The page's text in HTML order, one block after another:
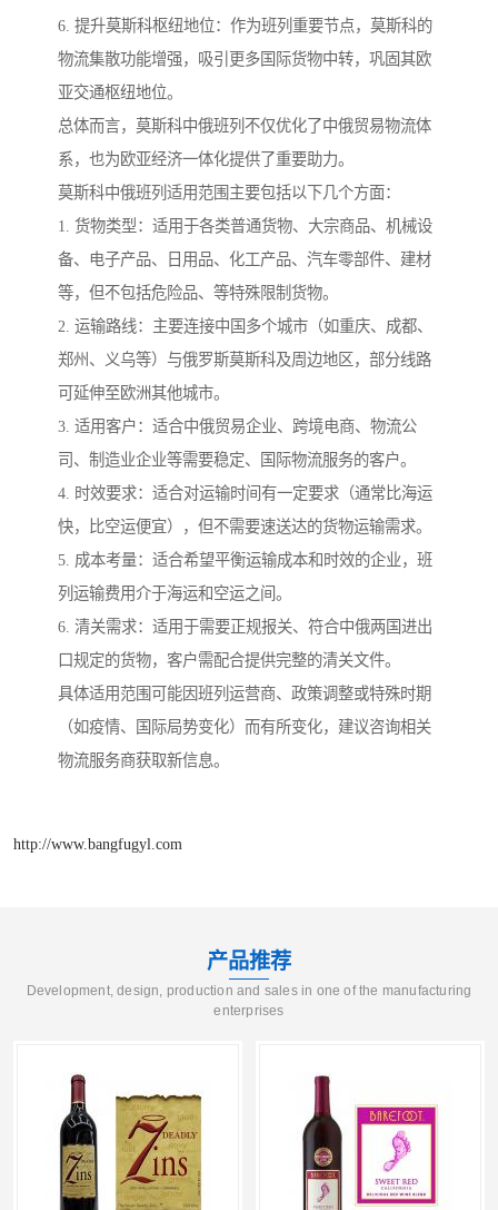
6. 提升莫斯科枢纽地位：作为班列重要节点，莫斯科的
物流集散功能增强，吸引更多国际货物中转，巩固其欧
亚交通枢纽地位。
总体而言，莫斯科中俄班列不仅优化了中俄贸易物流体
系，也为欧亚经济一体化提供了重要助力。
莫斯科中俄班列适用范围主要包括以下几个方面：
1. 货物类型：适用于各类普通货物、大宗商品、机械设
备、电子产品、日用品、化工产品、汽车零部件、建材
等，但不包括危险品、等特殊限制货物。
2. 运输路线：主要连接中国多个城市（如重庆、成都、
郑州、义乌等）与俄罗斯莫斯科及周边地区，部分线路
可延伸至欧洲其他城市。
3. 适用客户：适合中俄贸易企业、跨境电商、物流公
司、制造业企业等需要稳定、国际物流服务的客户。
4. 时效要求：适合对运输时间有一定要求（通常比海运
快，比空运便宜），但不需要速送达的货物运输需求。
5. 成本考量：适合希望平衡运输成本和时效的企业，班
列运输费用介于海运和空运之间。
6. 清关需求：适用于需要正规报关、符合中俄两国进出
口规定的货物，客户需配合提供完整的清关文件。
具体适用范围可能因班列运营商、政策调整或特殊时期
（如疫情、国际局势变化）而有所变化，建议咨询相关
物流服务商获取新信息。
http://www.bangfugyl.com
产品推荐
Development, design, production and sales in one of the manufacturing
enterprises